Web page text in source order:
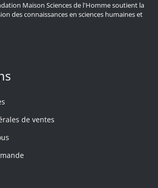
Maison Sciences de l'Homme soutient la
des connaissances en sciences humaines et
de ventes